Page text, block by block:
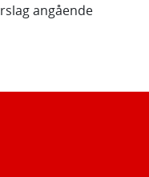
angående